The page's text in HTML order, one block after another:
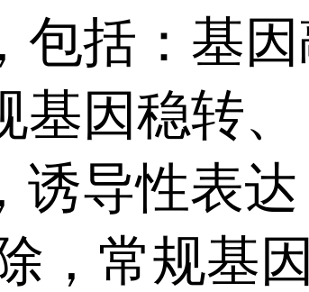
包括：基
基因稳转、
诱导性表达
，常规基因